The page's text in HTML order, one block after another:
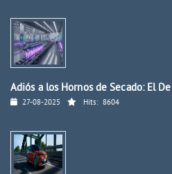
Adiós a los Hornos de Secado: El De
27-08-2025 Hits: 8604